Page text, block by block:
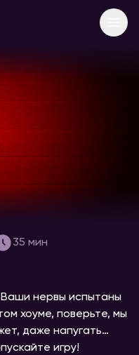
35 мин
Ваши нервы испытаны
хоуме, поверьте, мы
даже напугать…
игру!